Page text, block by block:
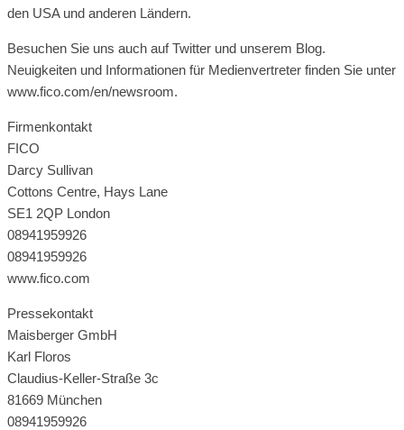
den USA und anderen Ländern.
Besuchen Sie uns auch auf Twitter und unserem Blog.
Neuigkeiten und Informationen für Medienvertreter finden Sie unter
www.fico.com/en/newsroom.
Firmenkontakt
FICO
Darcy Sullivan
Cottons Centre, Hays Lane
SE1 2QP London
08941959926
08941959926
www.fico.com
Pressekontakt
Maisberger GmbH
Karl Floros
Claudius-Keller-Straße 3c
81669 München
08941959926